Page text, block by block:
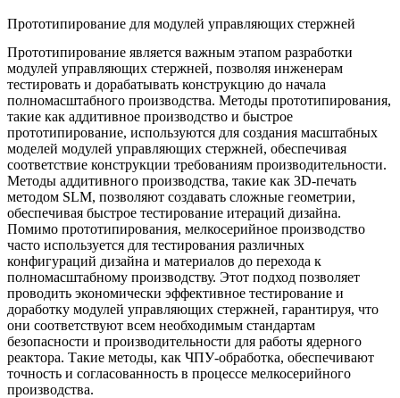
Прототипирование для модулей управляющих стержней
Прототипирование является важным этапом разработки
модулей управляющих стержней, позволяя инженерам
тестировать и дорабатывать конструкцию до начала
полномасштабного производства. Методы прототипирования,
такие как аддитивное производство и быстрое
прототипирование, используются для создания масштабных
моделей модулей управляющих стержней, обеспечивая
соответствие конструкции требованиям производительности.
Методы аддитивного производства, такие как 3D-печать
методом SLM, позволяют создавать сложные геометрии,
обеспечивая быстрое тестирование итераций дизайна.
Помимо прототипирования, мелкосерийное производство
часто используется для тестирования различных
конфигураций дизайна и материалов до перехода к
полномасштабному производству. Этот подход позволяет
проводить экономически эффективное тестирование и
доработку модулей управляющих стержней, гарантируя, что
они соответствуют всем необходимым стандартам
безопасности и производительности для работы ядерного
реактора. Такие методы, как ЧПУ-обработка, обеспечивают
точность и согласованность в процессе мелкосерийного
производства.